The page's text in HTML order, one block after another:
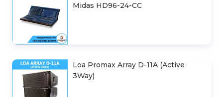
Midas HD96-24-CC
Loa Promax Array D-11A (Active
3Way)